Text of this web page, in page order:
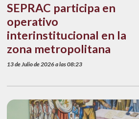
SEPRAC participa en
operativo
interinstitucional en la
zona metropolitana
13 de Julio de 2026 a las 08:23